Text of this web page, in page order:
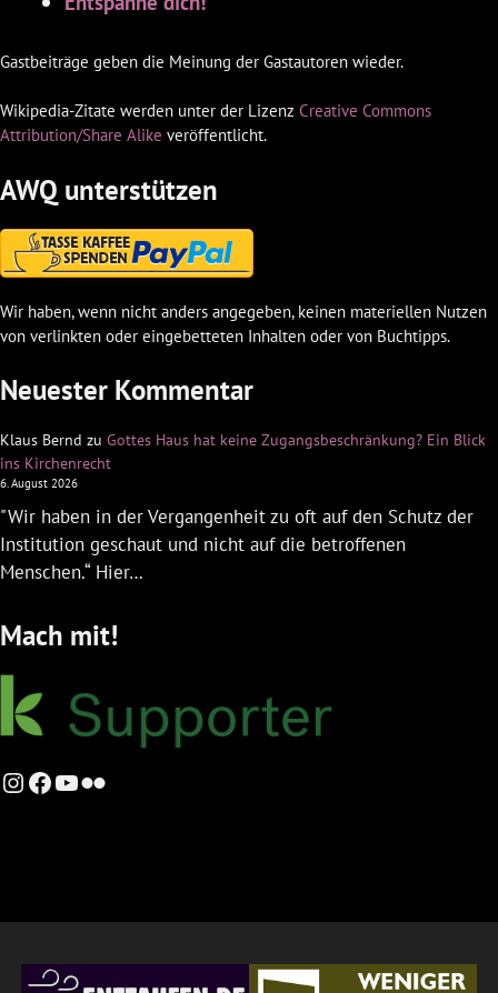
Gastbeiträge geben die Meinung der Gastautoren wieder.
Wikipedia-Zitate werden unter der Lizenz Creative Commons
Attribution/Share Alike veröffentlicht.
AWQ unterstützen
Wir haben, wenn nicht anders angegeben, keinen materiellen Nutzen
von verlinkten oder eingebetteten Inhalten oder von Buchtipps.
Neuester Kommentar
Klaus Bernd zu Gottes Haus hat keine Zugangsbeschränkung? Ein Blick
ins Kirchenrecht
6. August 2026
"Wir haben in der Vergangenheit zu oft auf den Schutz der
Institution geschaut und nicht auf die betroffenen
Menschen.“ Hier…
Mach mit!
Instagram
Facebook
YouTube
Flickr